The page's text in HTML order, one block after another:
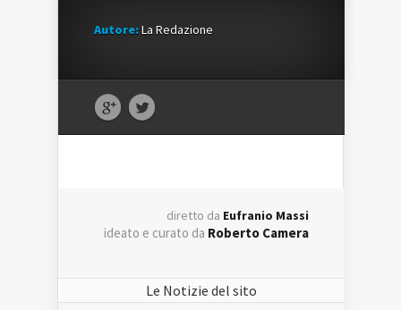
Autore:La Redazione
diretto da Eufranio Massi
ideato e curato da Roberto Camera
Le Notizie del sito